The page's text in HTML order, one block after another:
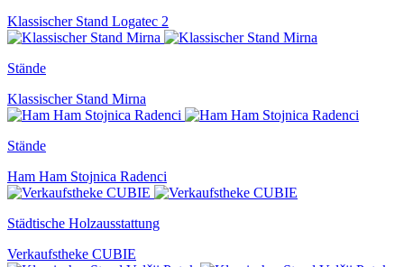
Klassischer Stand Logatec 2
Stände
Klassischer Stand Mirna
Stände
Ham Ham Stojnica Radenci
Städtische Holzausstattung
Verkaufstheke CUBIE